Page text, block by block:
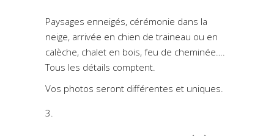
Paysages enneigés, cérémonie dans la
neige, arrivée en chien de traineau ou en
calèche, chalet en bois, feu de cheminée….
Tous les détails comptent.
Vos photos seront différentes et uniques.